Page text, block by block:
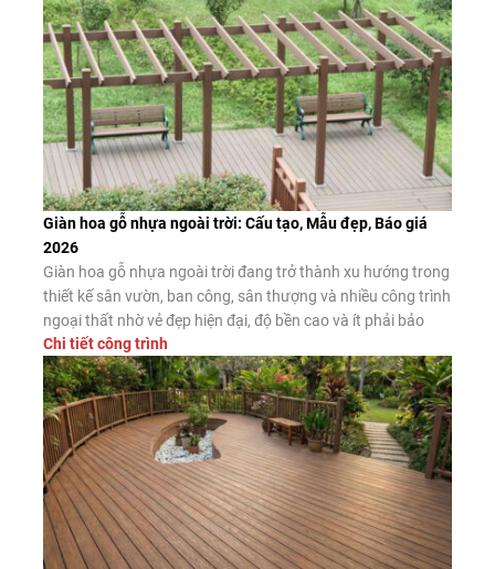
Giàn hoa gỗ nhựa ngoài trời: Cấu tạo, Mẫu đẹp, Báo giá
2026
Giàn hoa gỗ nhựa ngoài trời đang trở thành xu hướng trong
thiết kế sân vườn, ban công, sân thượng và nhiều công trình
ngoại thất nhờ vẻ đẹp hiện đại, độ bền cao và ít phải bảo
dưỡng. Đây là giải pháp thay thế hiệu quả cho giàn hoa gỗ
tự nhiên và giàn […]
Chi tiết công trình